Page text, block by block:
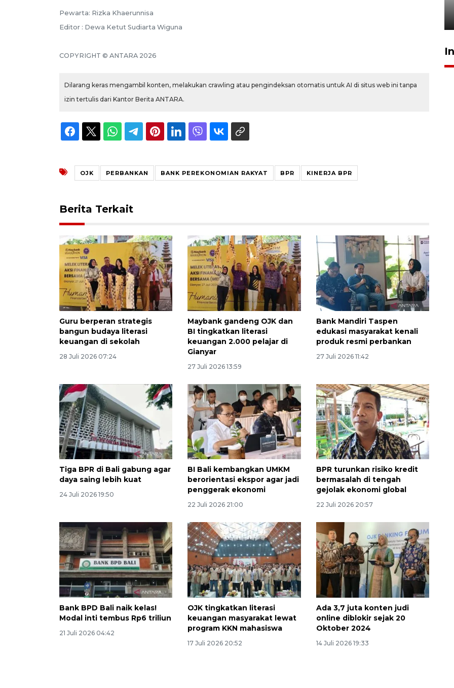
Pewarta: Rizka Khaerunnisa
Editor : Dewa Ketut Sudiarta Wiguna
COPYRIGHT © ANTARA 2026
Dilarang keras mengambil konten, melakukan crawling atau pengindeksan otomatis untuk AI di situs web ini tanpa
izin tertulis dari Kantor Berita ANTARA.
OJK PERBANKAN BANK PEREKONOMIAN RAKYAT BPR KINERJA BPR
Berita Terkait
Guru berperan strategis
bangun budaya literasi
keuangan di sekolah
28 Juli 2026 07:24
Maybank gandeng OJK dan
BI tingkatkan literasi
keuangan 2.000 pelajar di
Gianyar
27 Juli 2026 13:59
Bank Mandiri Taspen
edukasi masyarakat kenali
produk resmi perbankan
27 Juli 2026 11:42
Tiga BPR di Bali gabung agar
daya saing lebih kuat
24 Juli 2026 19:50
BI Bali kembangkan UMKM
berorientasi ekspor agar jadi
penggerak ekonomi
22 Juli 2026 21:00
BPR turunkan risiko kredit
bermasalah di tengah
gejolak ekonomi global
22 Juli 2026 20:57
Bank BPD Bali naik kelas!
Modal inti tembus Rp6 triliun
21 Juli 2026 04:42
OJK tingkatkan literasi
keuangan masyarakat lewat
program KKN mahasiswa
17 Juli 2026 20:52
Ada 3,7 juta konten judi
online diblokir sejak 20
Oktober 2024
14 Juli 2026 19:33
2026-08-07 18:00:00